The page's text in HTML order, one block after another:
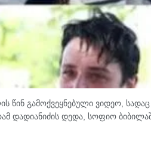
გამოქვეყნებული ვიდეო, სადაც
დადიანიძის დედა, სოფიო